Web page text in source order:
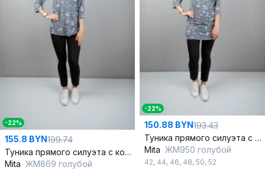
-22%
155.8 BYN199.74
Туника прямого силуэта с кокеткой и разрезами
Mita ЖМ869 голубой
-22%
150.88 BYN193.43
Туника прямого силуэта с воротником-стойкой и разрезами
Mita ЖМ950 голубой
42, 44, 46, 48, 50, 52